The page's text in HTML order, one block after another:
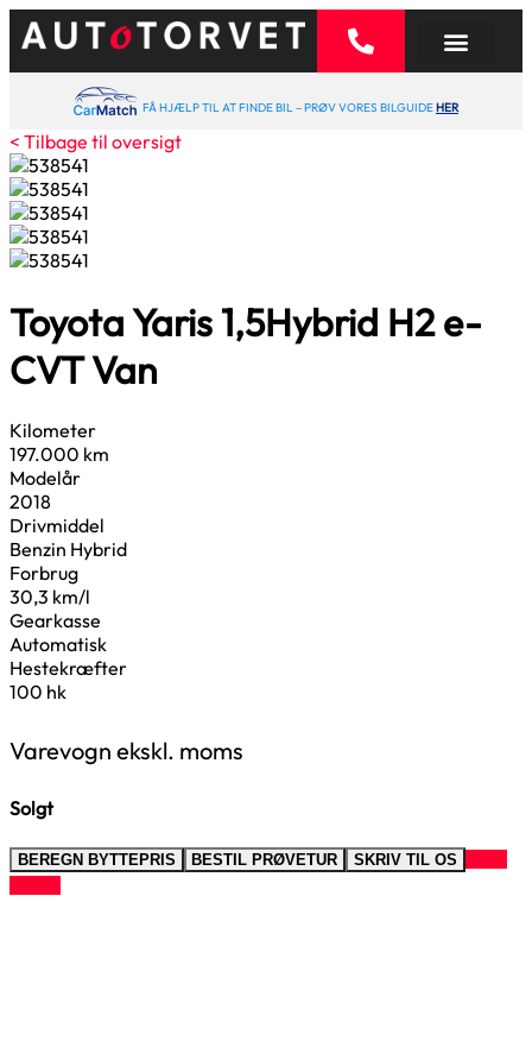
FÅ HJÆLP TIL AT FINDE BIL – PRØV VORES BILGUIDEHER
< Tilbage til oversigt
Toyota Yaris 1,5Hybrid H2 e-
CVT Van
Kilometer
197.000 km
Modelår
2018
Drivmiddel
Benzin Hybrid
Forbrug
30,3 km/l
Gearkasse
Automatisk
Hestekræfter
100 hk
Varevogn ekskl. moms
Solgt
BEREGN BYTTEPRIS BESTIL PRØVETUR SKRIV TIL OS